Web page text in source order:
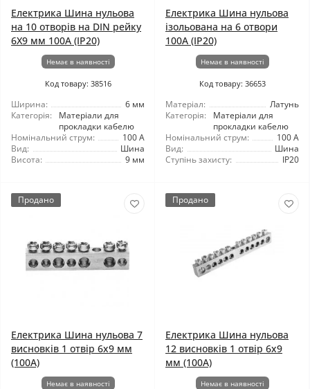
Електрика Шина нульова
на 10 отворів на DIN рейку
6X9 мм 100A (IP20)
Немає в наявності
Код товару: 38516
Ширина:
6 мм
Категорія:
Матеріали для
прокладки кабелю
Номінальний струм:
100 А
Вид:
Шина
Висота:
9 мм
Електрика Шина нульова
ізольована на 6 отвори
100A (IP20)
Немає в наявності
Код товару: 36653
Матеріал:
Латунь
Категорія:
Матеріали для
прокладки кабелю
Номінальний струм:
100 А
Вид:
Шина
Ступінь захисту:
IP20
Продано
Електрика Шина нульова 7
висновків 1 отвір 6x9 мм
(100A)
Немає в наявності
Продано
Електрика Шина нульова
12 висновків 1 отвір 6x9
мм (100A)
Немає в наявності